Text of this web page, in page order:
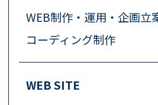
WEB制作・運用・企画立
コーディング制作
WEB SITE